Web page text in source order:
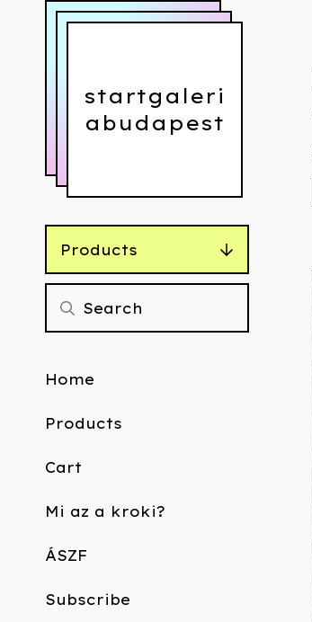
startgaleri
abudapest
Products
Home
Products
Cart
Mi az a kroki?
ÁSZF
Subscribe